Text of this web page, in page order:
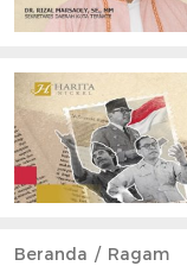
Beranda Ragam